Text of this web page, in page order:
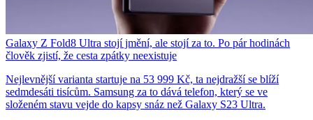
Galaxy Z Fold8 Ultra stojí jmění, ale stojí za to. Po pár hodinách
člověk zjistí, že cesta zpátky neexistuje
Nejlevnější varianta startuje na 53 999 Kč, ta nejdražší se blíží
sedmdesáti tisícům. Samsung za to dává telefon, který se ve
složeném stavu vejde do kapsy snáz než Galaxy S23 Ultra.